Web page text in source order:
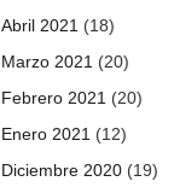
Abril 2021 (18)
Marzo 2021 (20)
Febrero 2021 (20)
Enero 2021 (12)
Diciembre 2020 (19)